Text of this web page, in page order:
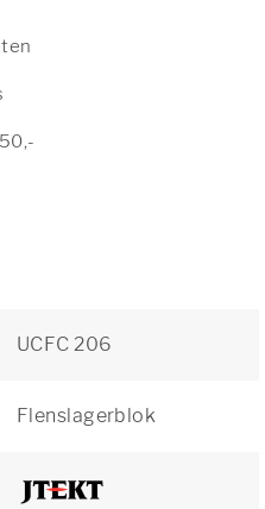
UCFC 206
Flenslagerblok